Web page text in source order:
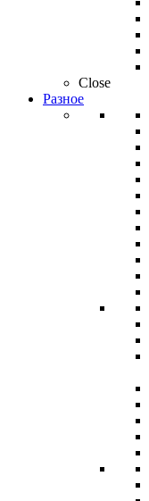
Close
Разное